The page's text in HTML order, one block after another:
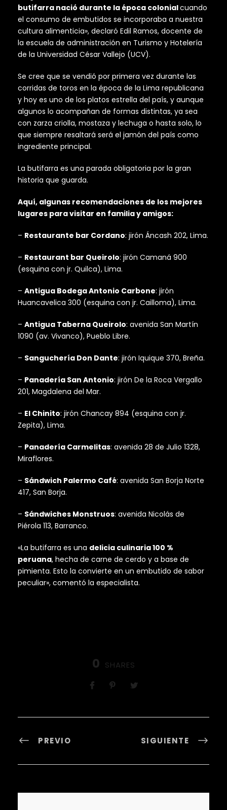
butifarra nació durante la época colonialcuando
el consumo de embutidos se incorporaba a nuestra
cultura alimenticia», declaró Edil Ramos, docente de
la escuela de administración en Turismo y Hotelería
de la Universidad César Vallejo (UCV).
Se cree que se vendió por primera vez durante las
corridas de toros en la época de la Lima republicana
y hoy es uno de los platos estrella del país, y aunque
algunos lo acompañan de formas distintas, ya sea
con zarza criolla, mostaza y lechuga o hasta solo, lo
que siempre resaltará será el jamón del país como
ingrediente principal.
La butifarra es una parada obligatoria por la gran
historia que guarda.
Aquí, algunas recomendaciones de los mejores
lugares para visitar en familia y amigos:
– Restaurante bar Cordano: jirón Áncash 202, Lima.
– Restaurant bar Queirolo: jirón Camaná 900
(esquina con jr. Quilca), Lima.
– Antigua Bodega Antonio Carbone: jirón
Huancavelica 300 (esquina con jr. Cailloma), Lima.
– Antigua Taberna Queirolo: avenida San Martín
1090 (av. Vivanco), Pueblo Libre.
– Sanguchería Don Dante: jirón Iquique 370, Breña.
– Panadería San Antonio: jirón De la Roca Vergallo
201, Magdalena del Mar.
– El Chinito: jirón Chancay 894 (esquina con jr.
Zepita), Lima.
– Panadería Carmelitas: avenida 28 de Julio 1328,
Miraflores.
– Sándwich Palermo Café: avenida San Borja Norte
417, San Borja.
– Sándwiches Monstruos: avenida Nicolás de
Piérola 113, Barranco.
«La butifarra es una delicia culinaria 100 %
peruana, hecha de carne de cerdo y a base de
pimienta. Esto la convierte en un embutido de sabor
peculiar», comentó la especialista.
0 SHARES
PREVIO SIGUIENTE